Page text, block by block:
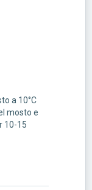
a 10°C
mosto e
10-15